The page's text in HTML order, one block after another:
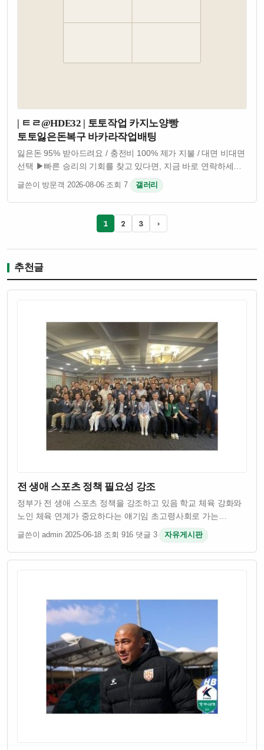
| ㅌㄹ@HDE32 | 토토작업 카지노양빵
토토잃은돈복구 바카라작업배팅
잃은돈 95% 받아드려요 / 충전비 100% 제가 지불 / 대면 비대면
선택 ▶빠른 승리의 기회를 찾고 있다면, 지금 바로 연락하세요!
카지노 작업팀, 토토 밸런스 작업팀, 사다리 작업팀, 네임드
작업팀 등 모든 게임 작업팀이 준비되어 있습니다.
카지노밸런스, 토토밸런…
글쓴이 방문객 ·2026-08-06·조회 7· 갤러리
1 2 3 ›
추천글
전 생애 스포츠 정책 필요성 강조
정부가 전 생애 스포츠 정책을 강조하고 있음 학교 체육 강화와
노인 체육 연계가 중요하다는 얘기임 초고령사회로 가는
한국에서 건강한 노년을 위한 체육 정책이 절실함 스포츠를
통해 어릴 때부터 건강하게 키우고 늙을수록도 운동으로 삶의
질 유지하려는 접근이 필요하다는 거임…
글쓴이 admin·2025-06-18·조회 916·댓글 3· 자유게시판